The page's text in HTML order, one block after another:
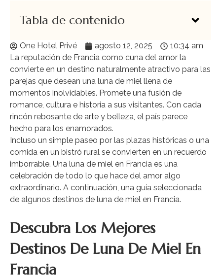
Tabla de contenido
One Hotel Privé agosto 12, 2025
10:34 am
La reputación de Francia como cuna del amor la
convierte en un destino naturalmente atractivo para las
parejas que desean una luna de miel llena de
momentos inolvidables. Promete una fusión de
romance, cultura e historia a sus visitantes. Con cada
rincón rebosante de arte y belleza, el país parece
hecho para los enamorados.
Incluso un simple paseo por las plazas históricas o una
comida en un bistró rural se convierten en un recuerdo
imborrable. Una luna de miel en Francia es una
celebración de todo lo que hace del amor algo
extraordinario. A continuación, una guía seleccionada
de algunos destinos de luna de miel en Francia.
Descubra Los Mejores
Destinos De Luna De Miel En
Francia